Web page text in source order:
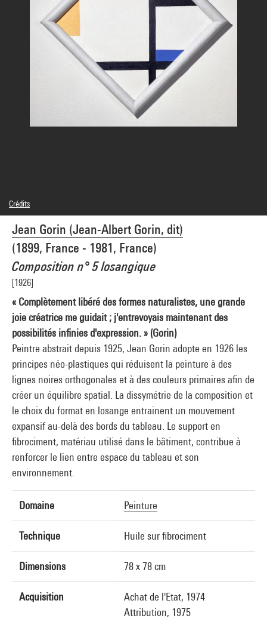
Jean Gorin (Jean-Albert Gorin, dit)
(1899, France - 1981, France)
Composition n° 5 losangique
[1926]
« Complètement libéré des formes naturalistes, une grande
joie créatrice me guidait ; j'entrevoyais maintenant des
possibilités infinies d'expression. » (Gorin)
Peintre abstrait depuis 1925, Jean Gorin adopte en 1926 les
principes néo-plastiques qui réduisent la peinture à des
lignes noires orthogonales et à des couleurs primaires afin de
créer un équilibre spatial. La dissymétrie de la composition et
le choix du format en losange entrainent un mouvement
expansif au-delà des bords du tableau. Le support en
fibrociment, matériau utilisé dans le bâtiment, contribue à
renforcer le lien entre espace du tableau et son
environnement.
Domaine Peinture
Technique Huile sur fibrociment
Dimensions 78 x 78 cm
Acquisition
Achat de l'Etat, 1974
Attribution, 1975
Crédits
© droits réservés
Crédit photographique : Centre Pompidou, MNAM-CCI/Philippe Migeat/Dist.
GrandPalaisRmn
Réf. image : 4R03894 [1991 CX 0056]
Diffusion image :GrandPalaisRmnPhoto